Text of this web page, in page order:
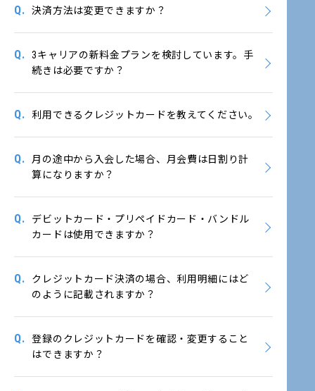
Q. 決済方法は変更できますか？
Q.
3キャリアの新料金プランを検討しています。手
続きは必要ですか？
Q. 利用できるクレジットカードを教えてください。
Q.
月の途中から入会した場合、月会費は日割り計
算になりますか？
Q.
デビットカード・プリペイドカード・バンドル
カードは使用できますか？
Q.
クレジットカード決済の場合、利用明細にはど
のように記載されますか？
Q.
登録のクレジットカードを確認・変更すること
はできますか？